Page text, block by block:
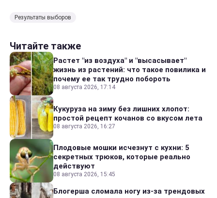
Результаты выборов
Читайте также
Растет "из воздуха" и "высасывает"
жизнь из растений: что такое повилика и
почему ее так трудно побороть
08 августа 2026, 17:14
Кукуруза на зиму без лишних хлопот:
простой рецепт кочанов со вкусом лета
08 августа 2026, 16:27
Плодовые мошки исчезнут с кухни: 5
секретных трюков, которые реально
действуют
08 августа 2026, 15:45
Блогерша сломала ногу из-за трендовых